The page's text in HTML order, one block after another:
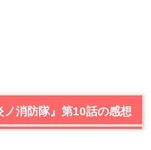
ノ消防隊』第10話の感想